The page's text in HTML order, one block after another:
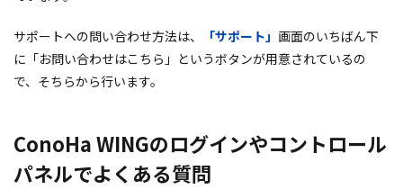
サポートへの問い合わせ方法は、 「サポート」 画面のいちばん下
に「お問い合わせはこちら」というボタンが用意されているの
で、そちらから行います。
ConoHa WINGのログインやコントロール
パネルでよくある質問